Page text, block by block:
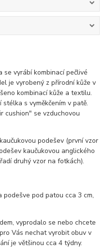
se vyrábí kombinací pečlivé
je vyrobený z přírodní kůže v
kombinací kůže a textilu.
s vyměkčením v patě.
cushion" se vzduchovou
podešev (první vzor
kaučukovou anglického
druhý vzor na fotkách).
podešve pod patou cca 3 cm,
vyprodalo se nebo chcete
Vás nechat vyrobit obuv v
je většinou cca 4 týdny.